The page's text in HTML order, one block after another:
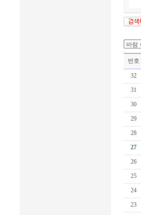
번호
32
31
30
29
28
27
26
25
24
23